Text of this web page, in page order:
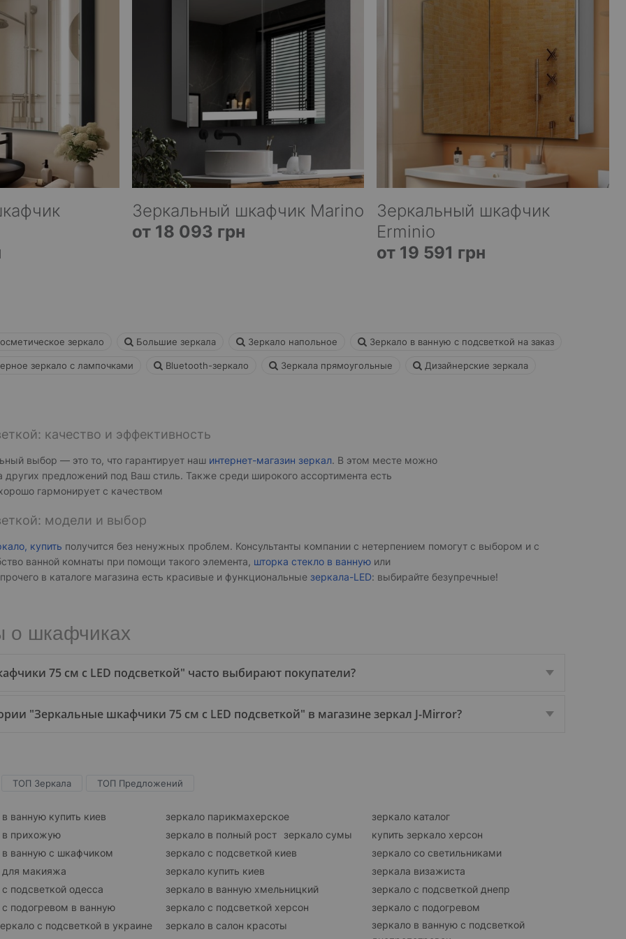
Зеркальный шкафчик Marino
от 18 093 грн
Зеркальный шкафчик
Erminio
от 19 591 грн
зеркало Большие зеркала Зеркало напольное Зеркало в ванную с подсветкой на заказ
зеркало с лампочками Bluetooth-зеркало Зеркала прямоугольные Дизайнерские зеркала
качество и эффективность
выбор — это то, что гарантирует наш интернет-магазин зеркал. В этом месте можно
предложений под Ваш стиль. Также среди широкого ассортимента есть
гармонирует с качеством
модели и выбор
купить получится без ненужных проблем. Консультанты компании с нетерпением помогут с выбором и с
ванной комнаты при помощи такого элемента, шторка стекло в ванную или
в каталоге магазина есть красивые и функциональные зеркала-LED: выбирайте безупречные!
о шкафчиках
75 см с LED подсветкой" часто выбирают покупатели?
"Зеркальные шкафчики 75 см с LED подсветкой" в магазине зеркал J-Mirror?
ТОП Зеркала ТОП Предложений
ванную купить киев
в прихожую
в ванную с шкафчиком
для макияжа
подсветкой одесса
с подогревом в ванную
с подсветкой в украине
зеркало парикмахерское
зеркало в полный рост зеркало сумы
зеркало с подсветкой киев
зеркало купить киев
зеркало в ванную хмельницкий
зеркало с подсветкой херсон
зеркало в салон красоты
зеркало каталог
купить зеркало херсон
зеркало со светильниками
зеркала визажиста
зеркало с подсветкой днепр
зеркало с подогревом
зеркало в ванную с подсветкой